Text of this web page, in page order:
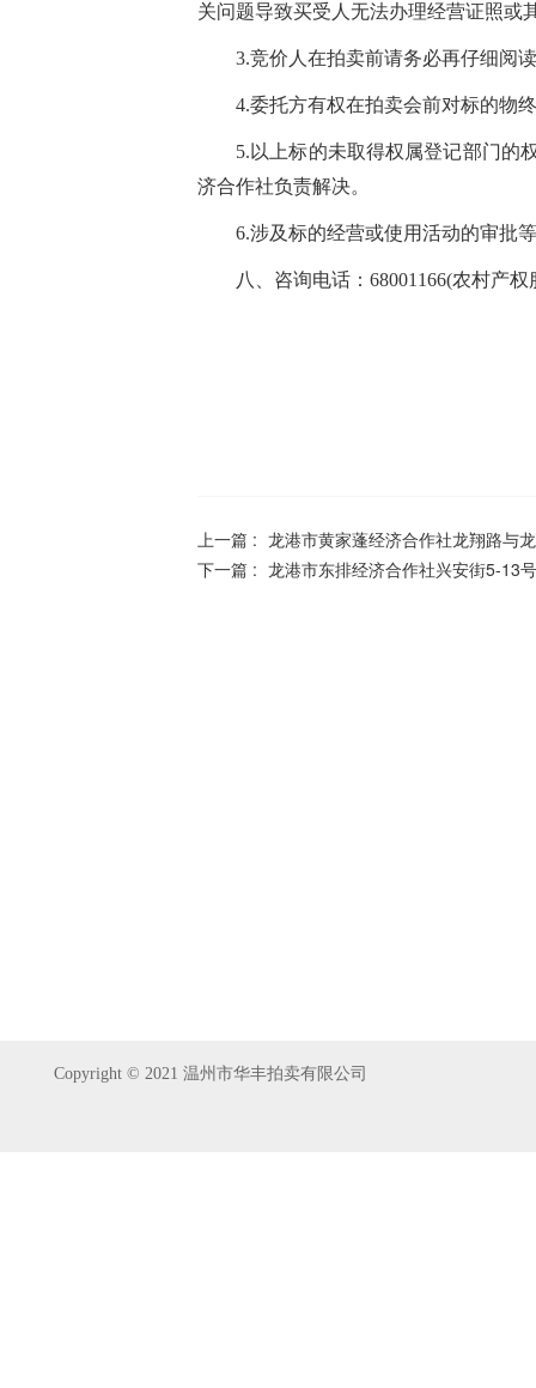
关问题导致买受人无法办理经营证照或
3.竞价人在拍卖前请务必再仔细阅
4.委托方有权在拍卖会前对标的物
5.以上标的未取得权属登记部门的
济合作社负责解决。
6.涉及标的经营或使用活动的审批
八、咨询电话：68001166(农村产
上一篇 : 龙港市黄家蓬经济合作社龙翔路与
下一篇 : 龙港市东排经济合作社兴安街5-13
Copyright © 2021 温州市华丰拍卖有限公司